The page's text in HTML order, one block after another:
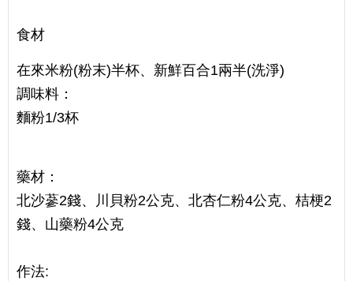
食材
在來米粉(粉末)半杯、新鮮百合1兩半(洗淨)
調味料：
麵粉1/3杯
藥材：
北沙蔘2錢、川貝粉2公克、北杏仁粉4公克、桔梗2
錢、山藥粉4公克
作法: